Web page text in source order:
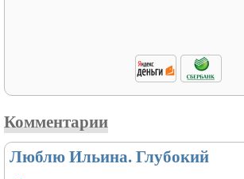
Комментарии
Люблю Ильина. Глубокий